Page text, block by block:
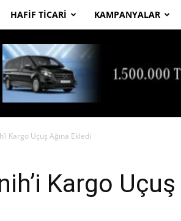
HAFIF TICARI KAMPANYALAR
Kargo Uçuş Ağına Ekledi
Kargo Uçuş